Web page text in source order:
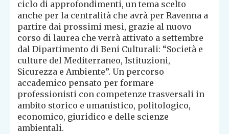
ciclo di approfondimenti, un tema scelto
anche per la centralità che avrà per Ravenna a
partire dai prossimi mesi, grazie al nuovo
corso di laurea che verrà attivato a settembre
dal Dipartimento di Beni Culturali: “Società e
culture del Mediterraneo, Istituzioni,
Sicurezza e Ambiente”. Un percorso
accademico pensato per formare
professionisti con competenze trasversali in
ambito storico e umanistico, politologico,
economico, giuridico e delle scienze
ambientali.